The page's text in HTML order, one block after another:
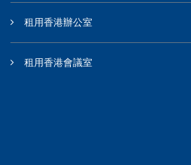
租用香港辦公室
租用香港會議室